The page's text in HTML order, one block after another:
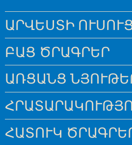
ԱՐՎԵՍՏԻ
ԲԱՑ ԾՐԱԳՐԵՐ
ԱՌՑԱՆՑ
ՀԱՏՈՒԿ